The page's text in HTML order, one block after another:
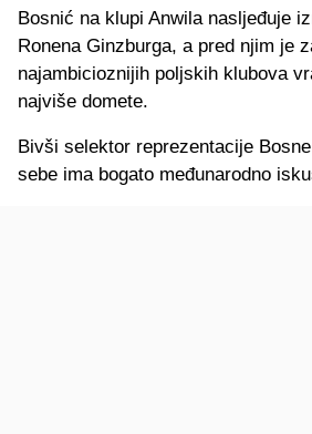
Bosnić na klupi Anwila nasljeđuje
Ronena Ginzburga, a pred njim je
najambicioznijih poljskih klubova
najviše domete.
Bivši selektor reprezentacije
sebe ima bogato međunarodno